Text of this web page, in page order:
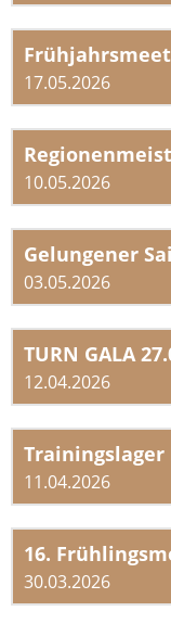
17.05.2026
10.05.2026
Gelungener
03.05.2026
TURN GALA
12.04.2026
Trainingslager
11.04.2026
16.
30.03.2026